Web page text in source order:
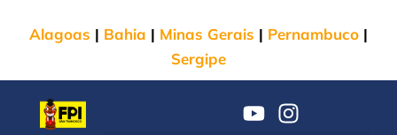
Alagoas | Bahia | Minas Gerais | Pernambuco |
Sergipe